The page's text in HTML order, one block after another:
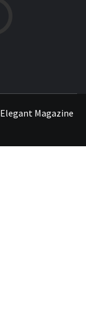
Elegant Magazine